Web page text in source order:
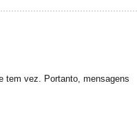
tem vez. Portanto, mensagens